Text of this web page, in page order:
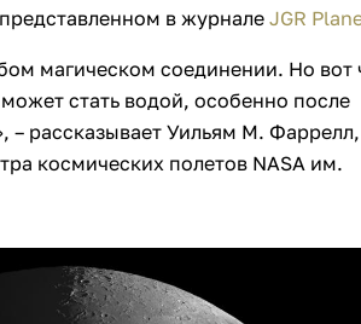
в журналеJGR
магическом соединении. Но вот
стать водой, особенно после
– рассказывает Уильям М. Фаррелл,
космических полетов NASA им.